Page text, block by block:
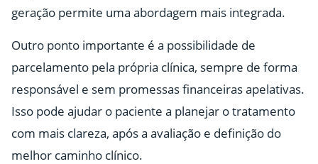
geração permite uma abordagem mais integrada.
Outro ponto importante é a possibilidade de
parcelamento pela própria clínica, sempre de forma
responsável e sem promessas financeiras apelativas.
Isso pode ajudar o paciente a planejar o tratamento
com mais clareza, após a avaliação e definição do
melhor caminho clínico.